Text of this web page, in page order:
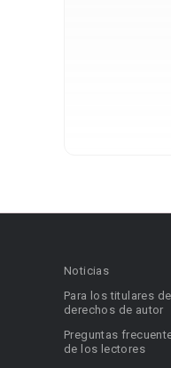
Noticias
Para los titulares de
derechos de autor
Preguntas
de los lectores